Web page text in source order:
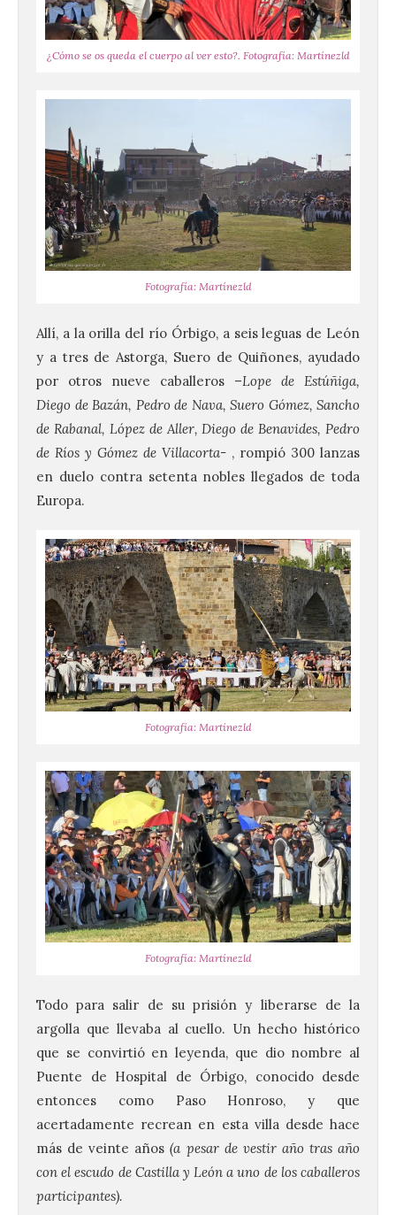
¿Cómo se os queda el cuerpo al ver esto?. Fotografía: Martínezld
Fotografía: Martínezld
Allí, a la orilla del río Órbigo, a seis leguas de León
y a tres de Astorga, Suero de Quiñones, ayudado
por otros nueve caballeros –Lope de Estúñiga,
Diego de Bazán, Pedro de Nava, Suero Gómez, Sancho
de Rabanal, López de Aller, Diego de Benavides, Pedro
de Ríos y Gómez de Villacorta- , rompió 300 lanzas
en duelo contra setenta nobles llegados de toda
Europa.
Fotografía: Martínezld
Fotografía: Martínezld
Todo para salir de su prisión y liberarse de la
argolla que llevaba al cuello. Un hecho histórico
que se convirtió en leyenda, que dio nombre al
Puente de Hospital de Órbigo, conocido desde
entonces como Paso Honroso, y que
acertadamente recrean en esta villa desde hace
más de veinte años(a pesar de vestir año tras año
con el escudo de Castilla y León a uno de los caballeros
participantes).